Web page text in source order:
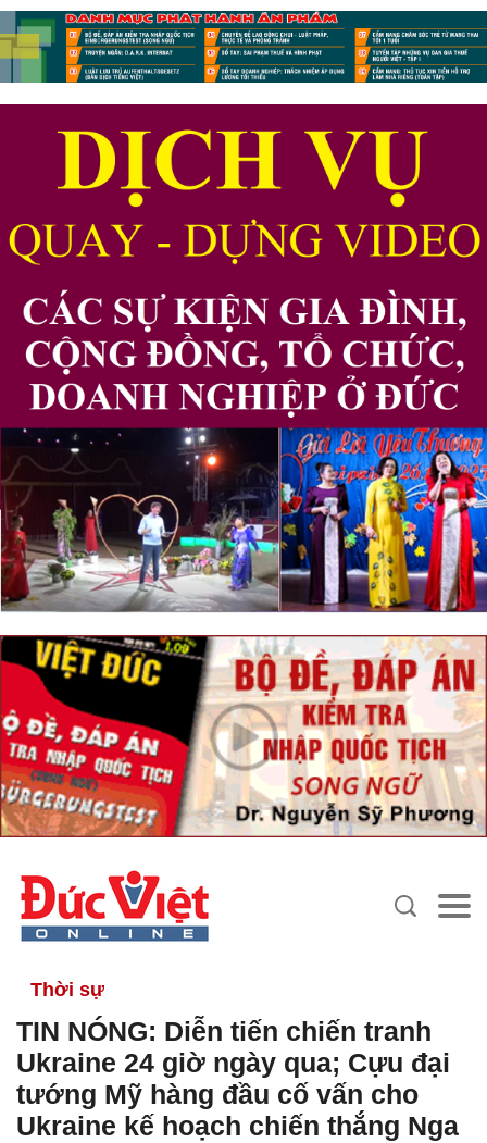
Thời sự
TIN NÓNG: Diễn tiến chiến tranh
Ukraine 24 giờ ngày qua; Cựu đại
tướng Mỹ hàng đầu cố vấn cho
Ukraine kế hoạch chiến thắng Nga